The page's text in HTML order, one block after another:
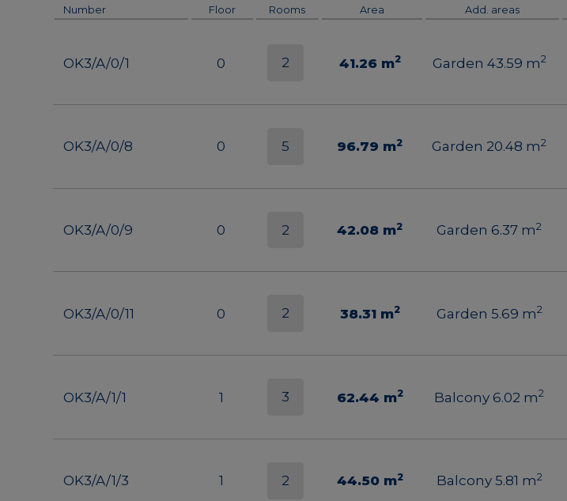
Number Floor Rooms Area Add. areas
OK3/A/0/1 0 2 41.26 m2 Garden 43.59 m2
OK3/A/0/8 0 5 96.79 m2 Garden 20.48 m2
OK3/A/0/9 0 2 42.08 m2 Garden 6.37 m2
OK3/A/0/11 0 2 38.31 m2 Garden 5.69 m2
OK3/A/1/1 1 3 62.44 m2 Balcony 6.02 m2
OK3/A/1/3 1 2 44.50 m2 Balcony 5.81 m2